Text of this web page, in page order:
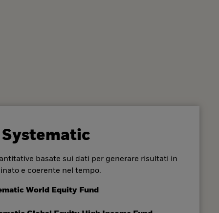
Systematic
basate sui dati per generare risultati in
e coerente nel tempo.
World Equity Fund